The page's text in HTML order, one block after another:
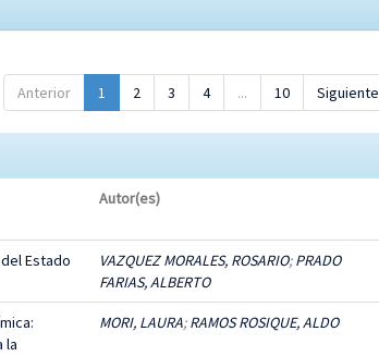
Anterior 1 2 3 4 ... 10 Siguiente
Autor(es)
Estado
VAZQUEZ MORALES, ROSARIO;PRADO
FARIAS, ALBERTO
la
MORI, LAURA;RAMOS ROSIQUE, ALDO